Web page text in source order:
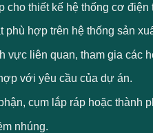
cho thiết kế hệ thống cơ điện
phù hợp trên hệ thống sản
vực liên quan, tham gia các
với yêu cầu của dự án.
cụm lắp ráp hoặc thành
nhúng.